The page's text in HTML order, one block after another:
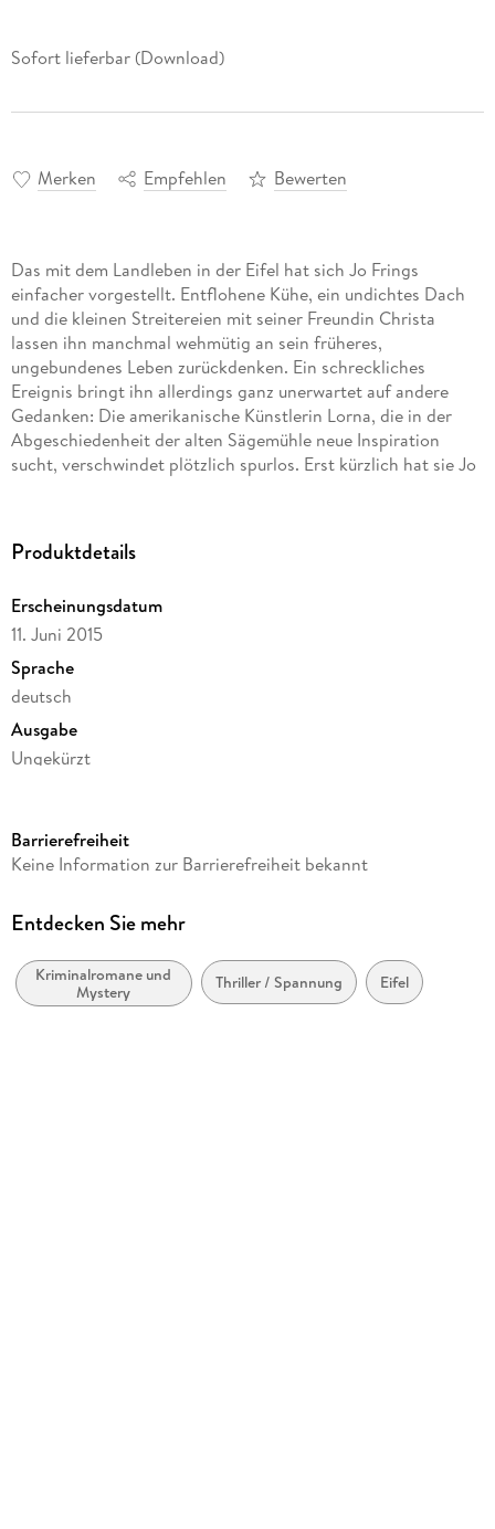
Sofort lieferbar (Download)
Merken Empfehlen Bewerten
Das mit dem Landleben in der Eifel hat sich Jo Frings
einfacher vorgestellt. Entflohene Kühe, ein undichtes Dach
und die kleinen Streitereien mit seiner Freundin Christa
lassen ihn manchmal wehmütig an sein früheres,
ungebundenes Leben zurückdenken. Ein schreckliches
Ereignis bringt ihn allerdings ganz unerwartet auf andere
Gedanken: Die amerikanische Künstlerin Lorna, die in der
Abgeschiedenheit der alten Sägemühle neue Inspiration
sucht, verschwindet plötzlich spurlos. Erst kürzlich hat sie Jo
der Auftakt einer Reihe schrecklicher Geschehnisse. Ohne es
zu ahnen, gerät Jo bei der Suche nach den Hintergründen in
Jahren scheinbar unbemerkt geknüpft wurde.
Produktdetails
Erscheinungsdatum
11. Juni 2015
Sprache
deutsch
Ausgabe
Ungekürzt
Reihe
Autor/Autorin
Sprecher/Sprecherin
Ralf Kramp
Barrierefreiheit
Keine Information zur Barrierefreiheit bekannt
Entdecken Sie mehr
Kriminalromane und
Mystery
Thriller / Spannung Eifel